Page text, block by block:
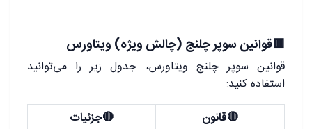
🟥قوانین سوپر چلنج (چالش ویژه) ویتاورس
قوانین سوپر چلنج ویتاورس، جدول زیر را می‌توانید
استفاده کنید:
🔴قانون
🔴جزئیات